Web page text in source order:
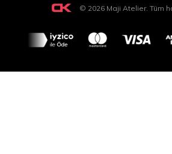
© 2026 Maji Atelier. Tüm